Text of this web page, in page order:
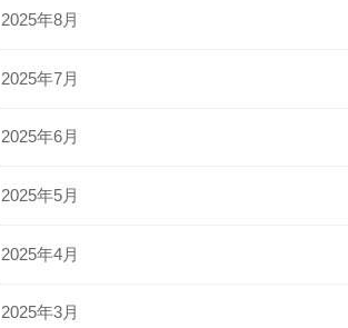
2025年8月
2025年7月
2025年6月
2025年5月
2025年4月
2025年3月